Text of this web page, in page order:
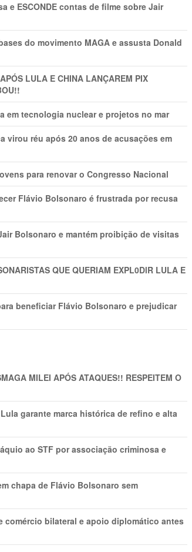
e ESCONDE contas de filme sobre Jair
do movimento MAGA e assusta Donald
LULA E CHINA LANÇAREM PIX
em tecnologia nuclear e projetos no mar
virou réu após 20 anos de acusações em
para renovar o Congresso Nacional
Flávio Bolsonaro é frustrada por recusa
Bolsonaro e mantém proibição de visitas
QUE QUERIAM EXPL0DlR LULA E
beneficiar Flávio Bolsonaro e prejudicar
MILEI APÓS ATAQUES!! RESPEITEM O
garante marca histórica de refino e alta
ao STF por associação criminosa e
chapa de Flávio Bolsonaro sem
comércio bilateral e apoio diplomático antes